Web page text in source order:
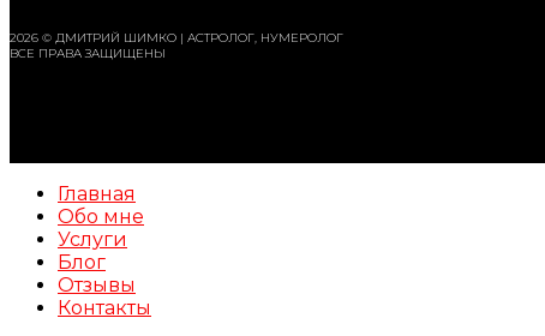
2026 © ДМИТРИЙ ШИМКО | АСТРОЛОГ, НУМЕРОЛОГ
ВСЕ ПРАВА ЗАЩИЩЕНЫ
Главная
Обо мне
Услуги
Блог
Отзывы
Контакты